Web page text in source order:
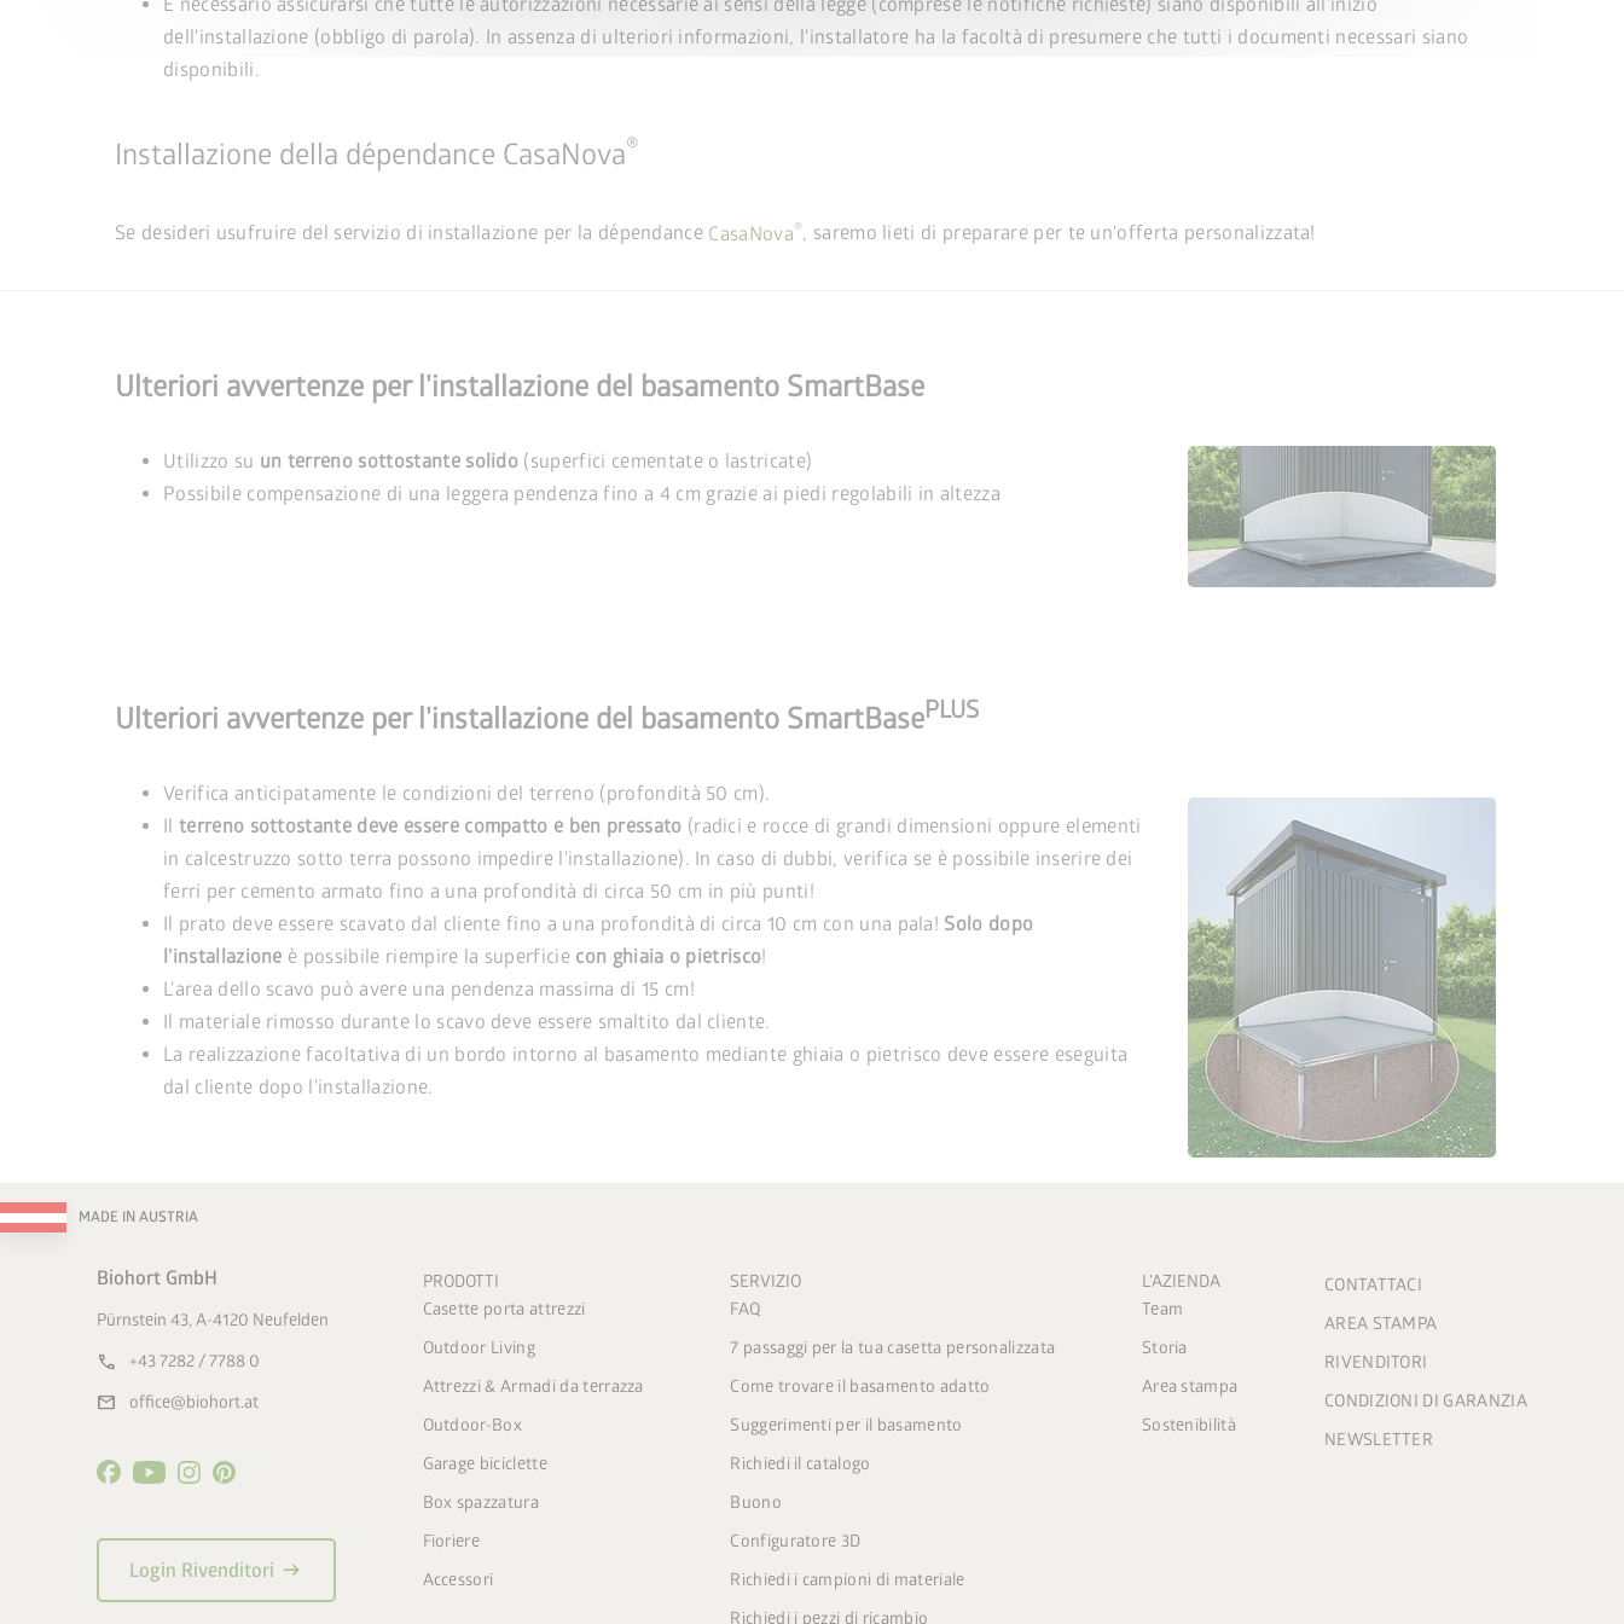
È necessario assicurarsi che tutte le autorizzazioni necessarie ai sensi della legge (comprese le notifiche richieste) siano disponibili all'inizio
dell'installazione (obbligo di parola). In assenza di ulteriori informazioni, l'installatore ha la facoltà di presumere che tutti i documenti necessari siano
disponibili.
Installazione della dépendance CasaNova®
Se desideri usufruire del servizio di installazione per la dépendance CasaNova®, saremo lieti di preparare per te un'offerta personalizzata!
Ulteriori avvertenze per l'installazione del basamento SmartBase
Utilizzo su un terreno sottostante solido (superfici cementate o lastricate)
Possibile compensazione di una leggera pendenza fino a 4 cm grazie ai piedi regolabili in altezza
Ulteriori avvertenze per l'installazione del basamento SmartBasePLUS
Verifica anticipatamente le condizioni del terreno (profondità 50 cm).
Il terreno sottostante deve essere compatto e ben pressato (radici e rocce di grandi dimensioni oppure elementi
in calcestruzzo sotto terra possono impedire l'installazione). In caso di dubbi, verifica se è possibile inserire dei
ferri per cemento armato fino a una profondità di circa 50 cm in più punti!
Il prato deve essere scavato dal cliente fino a una profondità di circa 10 cm con una pala! Solo dopo
l'installazione è possibile riempire la superficie con ghiaia o pietrisco!
L'area dello scavo può avere una pendenza massima di 15 cm!
Il materiale rimosso durante lo scavo deve essere smaltito dal cliente.
La realizzazione facoltativa di un bordo intorno al basamento mediante ghiaia o pietrisco deve essere eseguita
dal cliente dopo l'installazione.
MADE IN AUSTRIA
Biohort GmbH
Pürnstein 43, A-4120 Neufelden
call +43 7282 / 7788 0
mail office@biohort.at
Login Rivenditori arrow_right_alt
PRODOTTI
Casette porta attrezzi
Outdoor Living
Attrezzi & Armadi da terrazza
Outdoor-Box
Garage biciclette
Box spazzatura
Fioriere
Accessori
SERVIZIO
FAQ
7 passaggi per la tua casetta personalizzata
Come trovare il basamento adatto
Suggerimenti per il basamento
Richiedi il catalogo
Buono
Configuratore 3D
Richiedi i campioni di materiale
Richiedi i pezzi di ricambio
L'AZIENDA
Team
Storia
Area stampa
Sostenibilità
CONTATTACI
AREA STAMPA
RIVENDITORI
CONDIZIONI DI GARANZIA
NEWSLETTER